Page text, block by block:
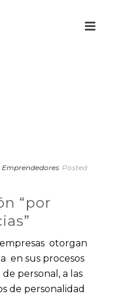
Emprendedores Posted
“por
otorgan
en sus procesos
personal, a las
de personalidad